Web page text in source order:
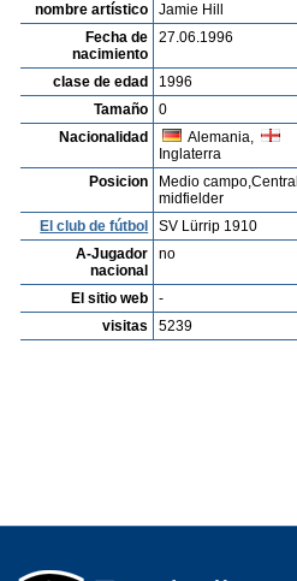
nombre artístico
Jamie Hill
Fecha de
nacimiento
27.06.1996
clase de edad
1996
Tamaño
0
Nacionalidad
Alemania,
Inglaterra
Posicion
Medio campo,Central
midfielder
El club de fútbol
SV Lürrip 1910
A-Jugador
nacional
no
El sitio web
-
visitas
5239